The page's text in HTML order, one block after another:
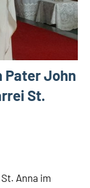
John
St.
Anna im